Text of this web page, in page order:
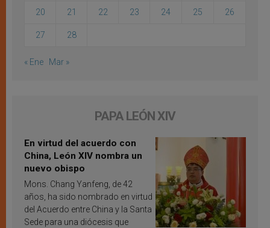
20 21 22 23 24 25 26
27 28
« Ene Mar »
PAPA LEÓN XIV
En virtud del acuerdo con
China, León XIV nombra un
nuevo obispo
Mons. Chang Yanfeng, de 42
años, ha sido nombrado en virtud
del Acuerdo entre China y la Santa
Sede para una diócesis que